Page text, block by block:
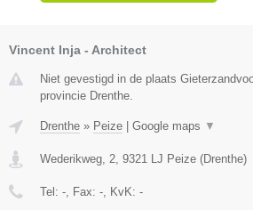
Vincent Inja - Architect
Niet gevestigd in de plaats
provincie Drenthe.
Drenthe » Peize Google maps ▼
Wederikweg, 2 9321 LJ Peize (Drenthe)
Tel: - , Fax: - , KvK: -